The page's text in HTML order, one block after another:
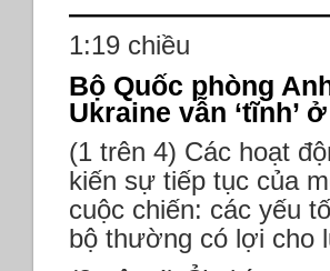
1:19 chiều
Bộ Quốc phòng
Ukraine vẫn ‘tĩnh’
(1 trên 4) Các hoạt
kiến ​​sự tiếp tục của
cuộc chiến: các yếu
bộ thường có lợi cho